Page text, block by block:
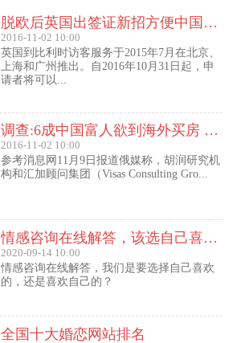
脱欧后英国出签证新招方便中国访客进入欧盟
2016-11-02 10:00
英国到比利时访客服务于2015年7月在北京、
上海和广州推出。自2016年10月31日起，申
请者将可以...
调查:6成中国富人欲到海外买房 最想移民去美国
2016-11-02 10:00
参考消息网11月9日报道俄媒称，胡润研究机
构和汇加顾问集团（Visas Consulting Gro...
情感咨询在线解答，该选自己喜欢的,还是喜欢自己的？
2020-09-14 10:00
情感咨询在线解答，我们是要选择自己喜欢
的，还是喜欢自己的？
全国十大婚恋网站排名